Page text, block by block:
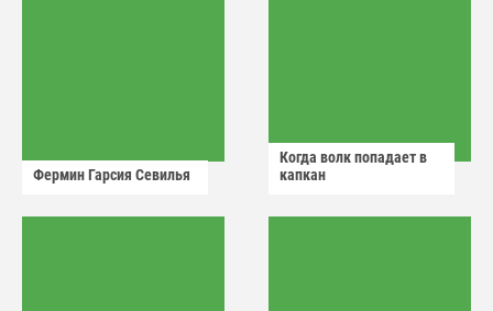
Фермин Гарсия Севилья
Когда волк попадает в
капкан